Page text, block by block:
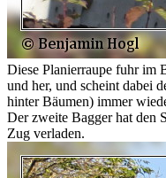
Diese Planierraupe fuhr im
und her, und scheint dabei
hinter Bäumen) immer
Der zweite Bagger hat den
Zug verladen.